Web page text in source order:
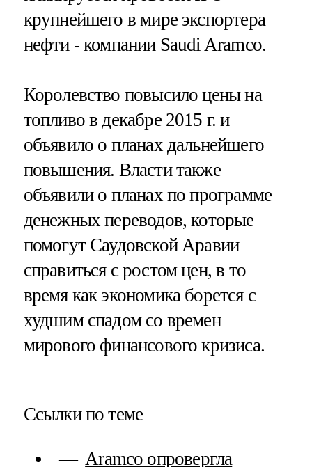
крупнейшего в мире экспортера
нефти - компании Saudi Aramco.
Королевство повысило цены на
топливо в декабре 2015 г. и
объявило о планах дальнейшего
повышения. Власти также
объявили о планах по программе
денежных переводов, которые
помогут Саудовской Аравии
справиться с ростом цен, в то
время как экономика борется с
худшим спадом со времен
мирового финансового кризиса.
Ссылки по теме
Aramco опровергла